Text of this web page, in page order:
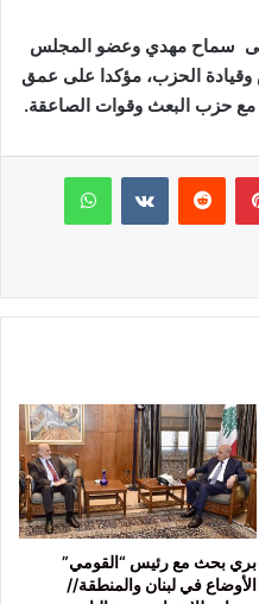
سماح مهدي وعضو المجلس
وقيادة الحزب، مؤكدا على عمق
حزب البعث وقوات الصاعقة.
بينتيريست
بري بحث مع رئيس “القومي”
الأوضاع في لبنان والمنطقة//